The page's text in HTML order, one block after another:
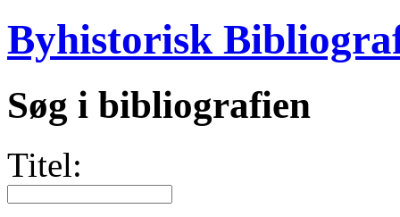
Byhistorisk
Søg i bibliografien
Titel: